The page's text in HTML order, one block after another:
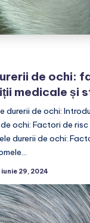
de ochi:
medicale și
durerii de ochi:
ochi: Factori de
durerii de ochi:
iunie 29, 2024